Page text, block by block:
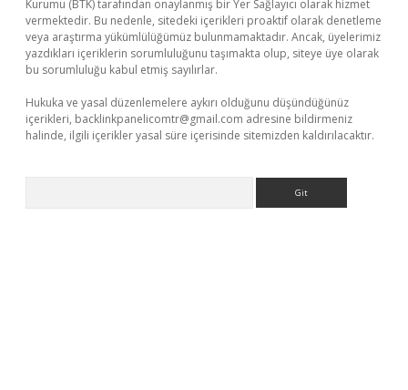
Kurumu (BTK) tarafından onaylanmış bir Yer Sağlayıcı olarak hizmet
vermektedir. Bu nedenle, sitedeki içerikleri proaktif olarak denetleme
veya araştırma yükümlülüğümüz bulunmamaktadır. Ancak, üyelerimiz
yazdıkları içeriklerin sorumluluğunu taşımakta olup, siteye üye olarak
bu sorumluluğu kabul etmiş sayılırlar.
Hukuka ve yasal düzenlemelere aykırı olduğunu düşündüğünüz
içerikleri, backlinkpanelicomtr@gmail.com adresine bildirmeniz
halinde, ilgili içerikler yasal süre içerisinde sitemizden kaldırılacaktır.